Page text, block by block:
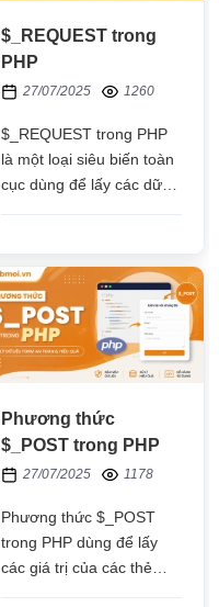
$_REQUEST trong
PHP
27/07/2025 1260
$_REQUEST trong PHP
là một loại siêu biến toàn
cục dùng để lấy các dữ
GET, POST
Phương thức
$_POST trong PHP
27/07/2025 1178
Phương thức $_POST
trong PHP dùng để lấy
các giá trị của các thẻ